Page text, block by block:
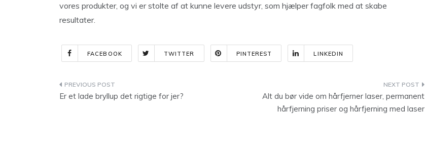
vores produkter, og vi er stolte af at kunne levere udstyr, som hjælper fagfolk med at skabe
resultater.
FACEBOOK TWITTER PINTEREST LINKEDIN
Indlægsnavigation
Er et lade bryllup det rigtige for jer?
Alt du bør vide om hårfjerner laser, permanent
hårfjerning priser og hårfjerning med laser